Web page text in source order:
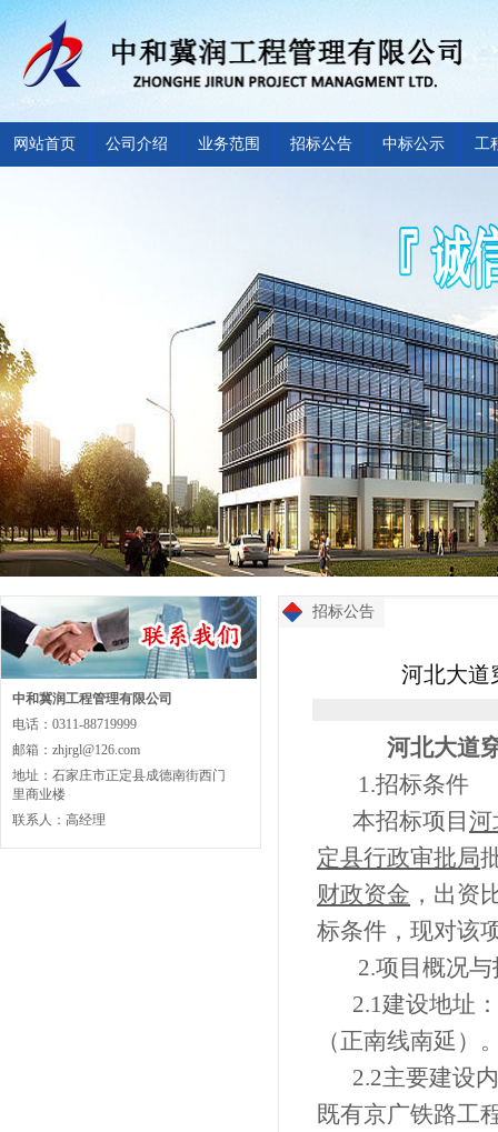
网站首页 公司介绍 业务范围 招标公告 中标公示 工
中和冀润工程管理有限公司
电话：0311-88719999
邮箱：zhjrgl@126.com
地址：石家庄市正定县成德南街西门
里商业楼
联系人：高经理
招标公告
河北大道
河北大道
1.招标条件
本招标项目 河
定县行政审批局
财政资金 ，出资
标条件，现对该
2.项目概况
2.1建设地址
（正南线南延）
2.2主要建设
既有京广铁路工